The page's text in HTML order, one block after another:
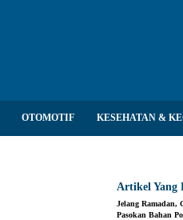
OTOMOTIF KESEHATAN &
Artikel Yang
Jelang Ramadan,
Pasokan Bahan